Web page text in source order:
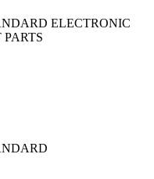
ELECTRONIC